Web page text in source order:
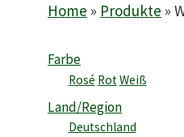
Home » Produkte »
Farbe
Rosé Rot Weiß
Land/Region
Deutschland